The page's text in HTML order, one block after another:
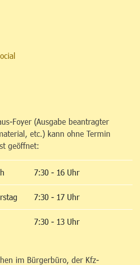
Foyer (Ausgabe beantragter
etc.) kann ohne Termin
geöffnet:
7:30 - 16 Uhr
7:30 - 17 Uhr
7:30 - 13 Uhr
im Bürgerbüro, der Kfz-